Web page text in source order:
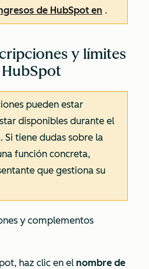
de HubSpot en .
y límites
pueden estar
disponibles durante el
Si tiene dudas sobre la
función concreta,
que gestiona su
y complementos
haz clic en el nombre de